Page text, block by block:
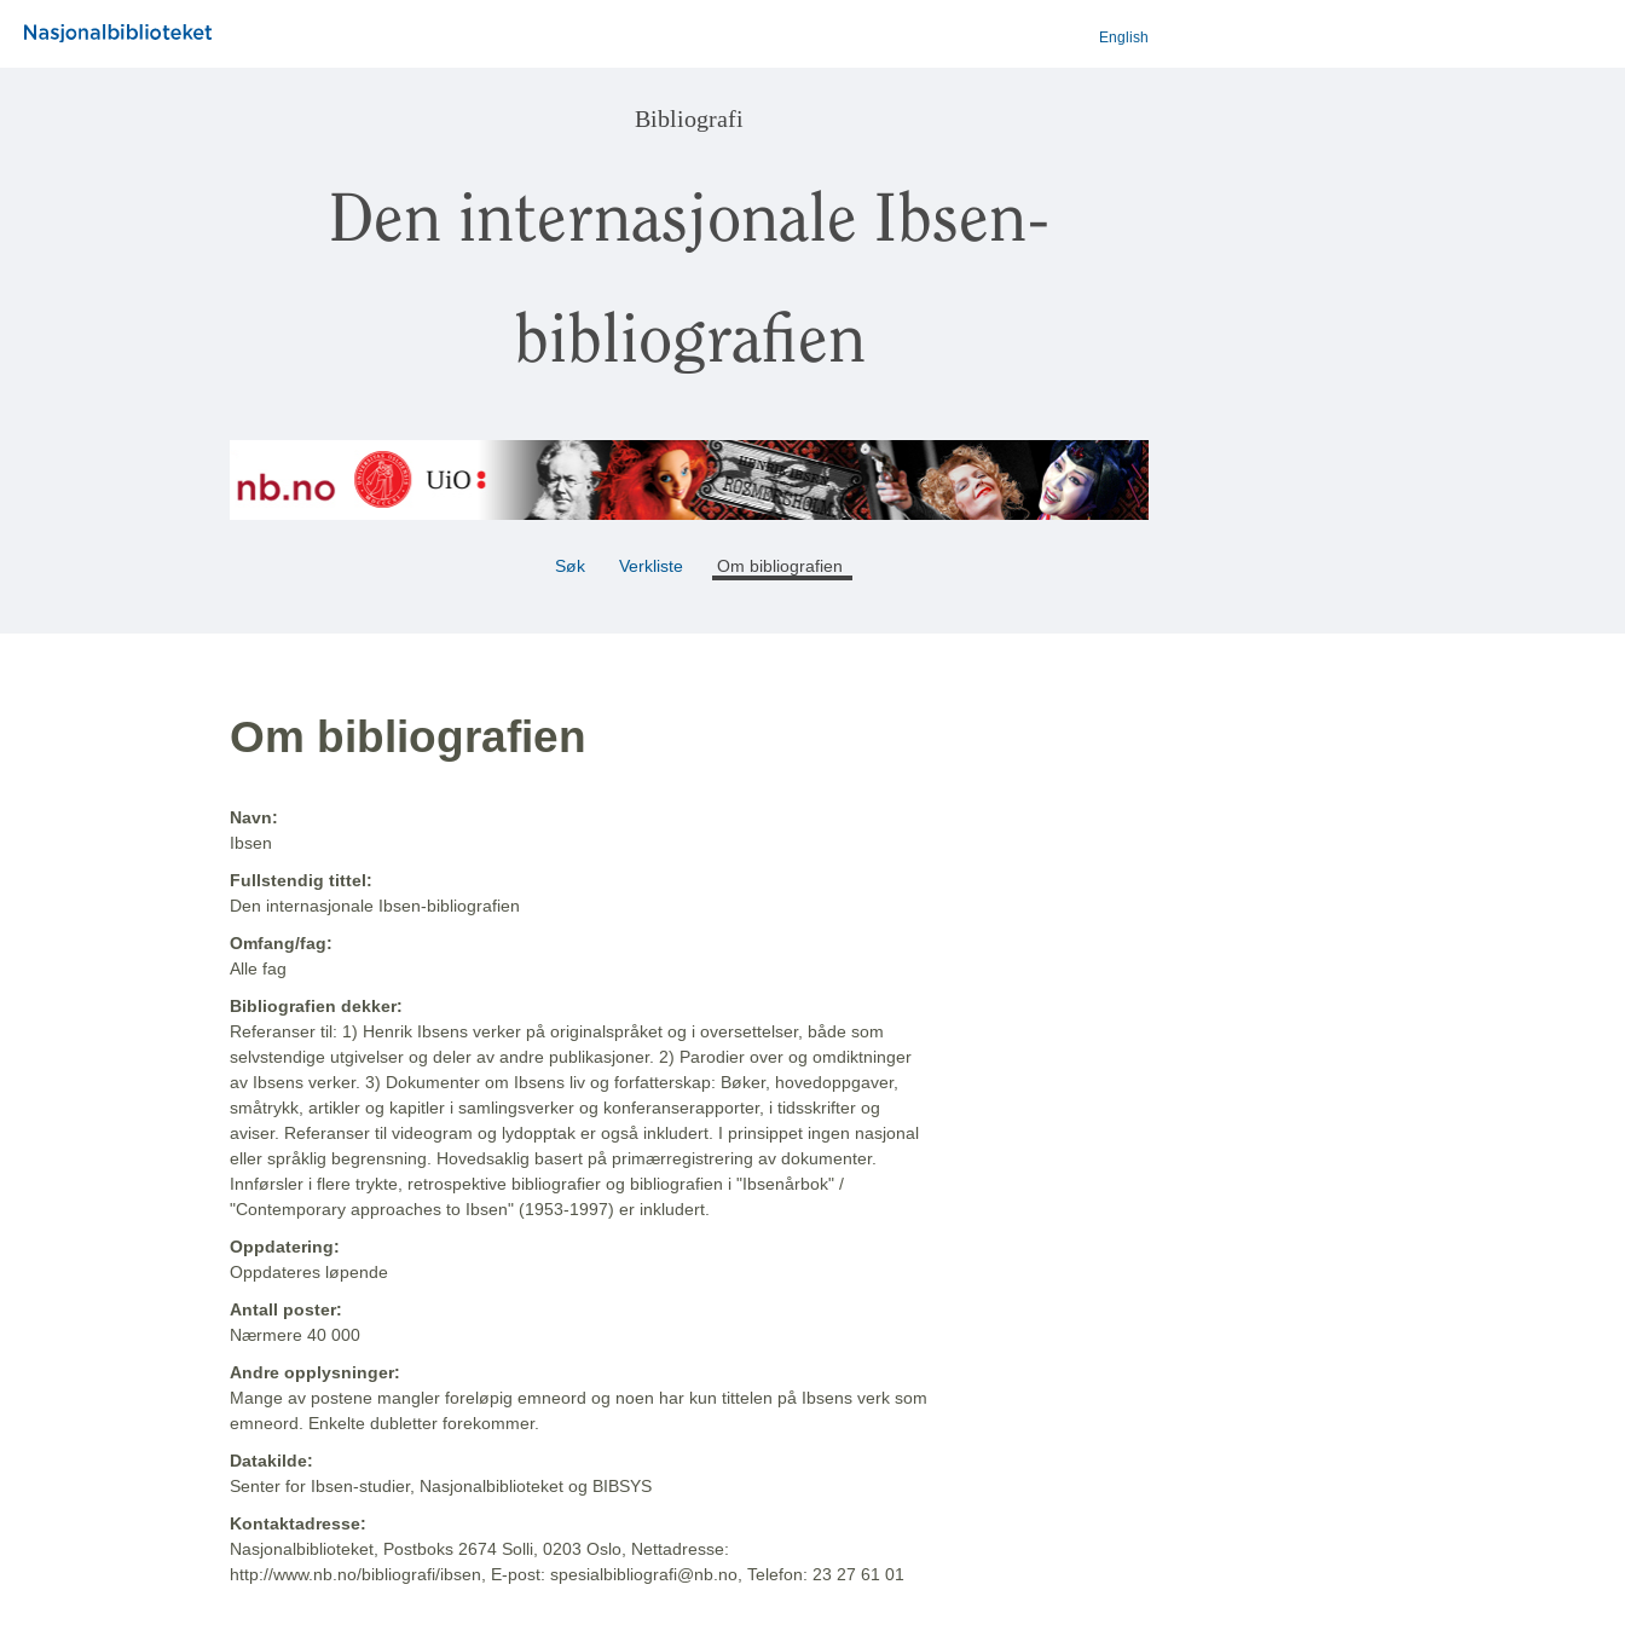
English
Bibliografi
Den internasjonale Ibsen-
bibliografien
Søk Verkliste Om bibliografien
Om bibliografien
Navn:
Ibsen
Fullstendig tittel:
Den internasjonale Ibsen-bibliografien
Omfang/fag:
Alle fag
Bibliografien dekker:
Referanser til: 1) Henrik Ibsens verker på originalspråket og i oversettelser, både som
selvstendige utgivelser og deler av andre publikasjoner. 2) Parodier over og omdiktninger
av Ibsens verker. 3) Dokumenter om Ibsens liv og forfatterskap: Bøker, hovedoppgaver,
småtrykk, artikler og kapitler i samlingsverker og konferanserapporter, i tidsskrifter og
aviser. Referanser til videogram og lydopptak er også inkludert. I prinsippet ingen nasjonal
eller språklig begrensning. Hovedsaklig basert på primærregistrering av dokumenter.
Innførsler i flere trykte, retrospektive bibliografier og bibliografien i "Ibsenårbok" /
"Contemporary approaches to Ibsen" (1953-1997) er inkludert.
Oppdatering:
Oppdateres løpende
Antall poster:
Nærmere 40 000
Andre opplysninger:
Mange av postene mangler foreløpig emneord og noen har kun tittelen på Ibsens verk som
emneord. Enkelte dubletter forekommer.
Datakilde:
Senter for Ibsen-studier, Nasjonalbiblioteket og BIBSYS
Kontaktadresse:
Nasjonalbiblioteket, Postboks 2674 Solli, 0203 Oslo, Nettadresse:
http://www.nb.no/bibliografi/ibsen, E-post: spesialbibliografi@nb.no, Telefon: 23 27 61 01